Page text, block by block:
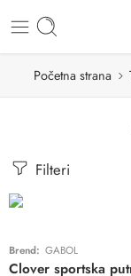
Početna strana
Filteri
Brend: GABOL